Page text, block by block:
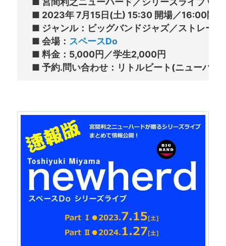
■ 2023年 7月15日(土) 15:30 開場／16:00開
■ ジャンル：ビッグバンドジャズ／ストレー
■ 会場： スペースDo
■ 料金：5,000円／学生2,000円